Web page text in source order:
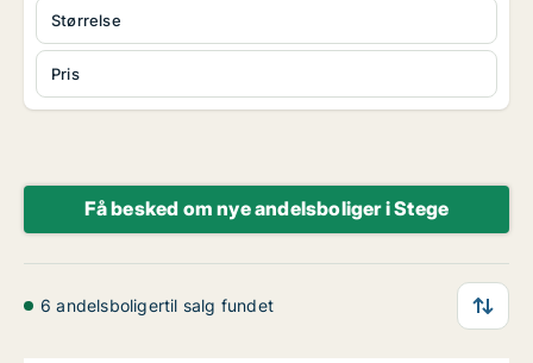
Størrelse
Pris
Få besked om nye andelsboliger i Stege
6 andelsboligertil salg fundet